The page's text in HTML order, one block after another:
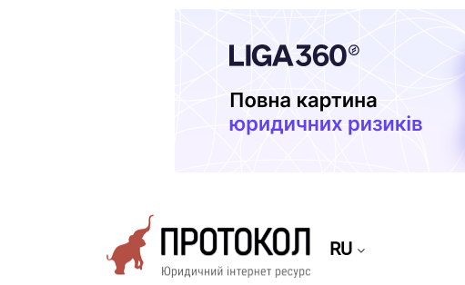
RU